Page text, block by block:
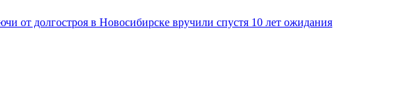
от долгостроя в Новосибирске вручили спустя 10 лет ожидания